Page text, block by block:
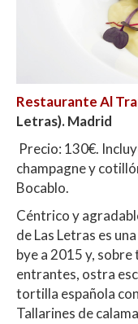
Restaurante Al
Letras). Madrid
Precio: 130€.
champagne y
Bocablo.
Céntrico y
de Las Letras es
bye a 2015 y,
entrantes, ostra
tortilla española
Tallarines de